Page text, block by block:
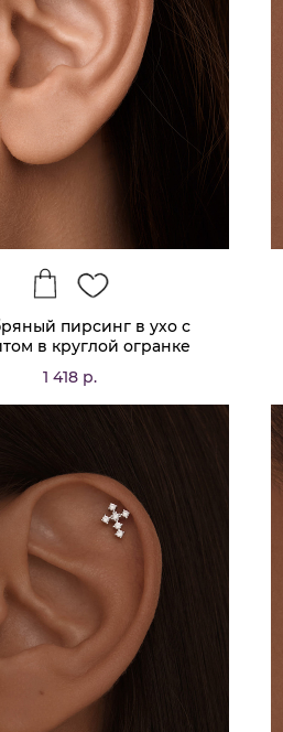
пирсинг в ухо с
в круглой огранке
1 418 р.